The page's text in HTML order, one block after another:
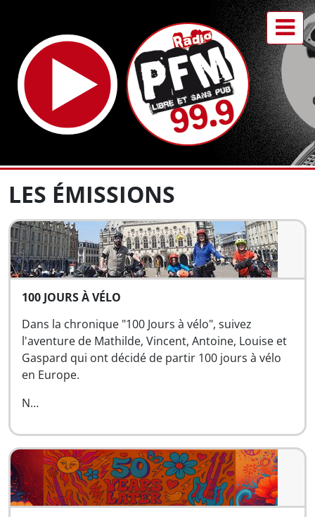
LES ÉMISSIONS
100 JOURS À VÉLO
Dans la chronique "100 Jours à vélo", suivez
l'aventure de Mathilde, Vincent, Antoine, Louise et
Gaspard qui ont décidé de partir 100 jours à vélo
en Europe.
N…